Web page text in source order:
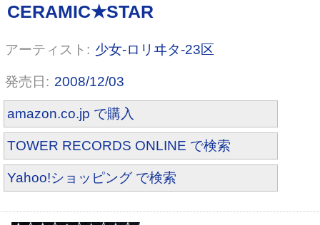
少女-ロリヰタ-23区
2008/12/03
amazon.co.jp で購入
TOWER RECORDS ONLINE で検索
Yahoo!ショッピング で検索
ALIVE!(初回限定盤) [DVD]